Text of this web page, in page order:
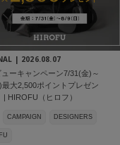
| 2026.08.07
ューキャンペーン7/31(金)～
最大2,500ポイントプレゼン
| HIROFU（ヒロフ）
CAMPAIGN DESIGNERS